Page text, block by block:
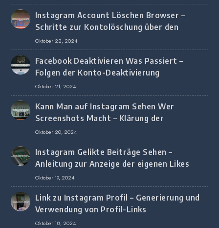
Instagram Account Löschen Browser –
Schritte zur Kontolöschung über den
Browser
Oktober 22, 2024
Facebook Deaktivieren Was Passiert –
Folgen der Konto-Deaktivierung
Oktober 21, 2024
Kann Man auf Instagram Sehen Wer
Screenshots Macht – Klärung der
Screenshot-Erkennung
Oktober 20, 2024
Instagram Gelikte Beiträge Sehen –
Anleitung zur Anzeige der eigenen Likes
Oktober 19, 2024
Link zu Instagram Profil – Generierung und
Verwendung von Profil-Links
Oktober 18, 2024